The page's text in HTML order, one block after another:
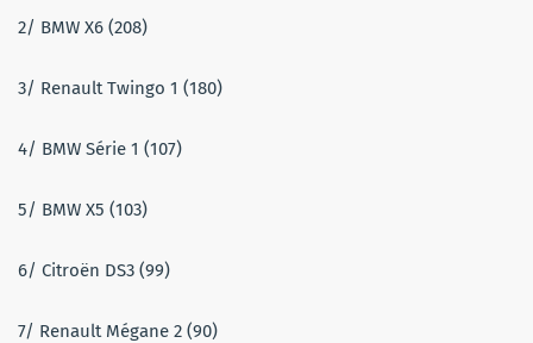
2/ BMW X6 (208)
3/ Renault Twingo 1 (180)
4/ BMW Série 1 (107)
5/ BMW X5 (103)
6/ Citroën DS3 (99)
7/ Renault Mégane 2 (90)